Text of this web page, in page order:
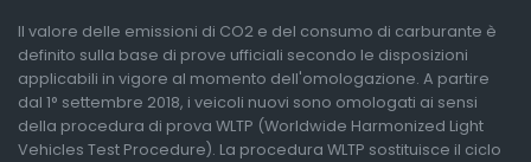
Il valore delle emissioni di CO2 e del consumo di carburante è
definito sulla base di prove ufficiali secondo le disposizioni
applicabili in vigore al momento dell'omologazione. A partire
dal 1° settembre 2018, i veicoli nuovi sono omologati ai sensi
della procedura di prova WLTP (Worldwide Harmonized Light
Vehicles Test Procedure). La procedura WLTP sostituisce il ciclo